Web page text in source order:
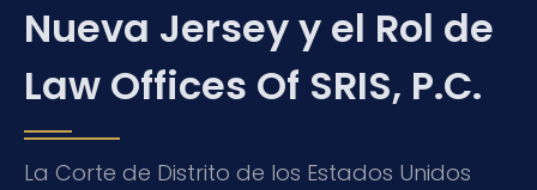
Nueva Jersey y el Rol de
Law Offices Of SRIS, P.C.
La Corte de Distrito de los Estados Unidos